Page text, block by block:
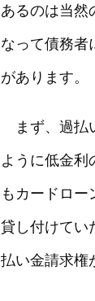
あるのは当然
なって債務者
があります。
まず、過払
ように低金利
もカードロー
貸し付けてい
払い金請求権